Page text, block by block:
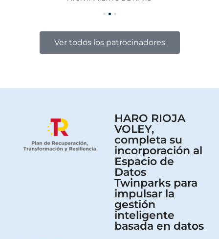
Ver todos los patrocinadores
HARO RIOJA
VOLEY,
completa su
incorporación al
Espacio de
Datos
Twinparks para
impulsar la
gestión
inteligente
basada en datos